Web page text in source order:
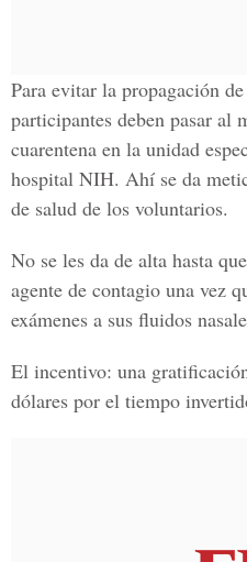
Para evitar la propagación
participantes deben pasar al
cuarentena en la unidad
hospital NIH. Ahí se da
de salud de los voluntarios.
No se les da de alta hasta
agente de contagio una vez
exámenes a sus fluidos
El incentivo: una
dólares por el tiempo